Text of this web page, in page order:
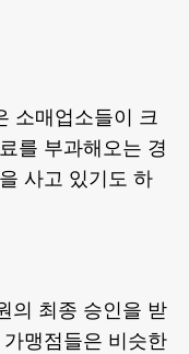
소매업소들이 크
를 부과해오는 경
사고 있기도 하
의 최종 승인을 받
맹점들은 비슷한